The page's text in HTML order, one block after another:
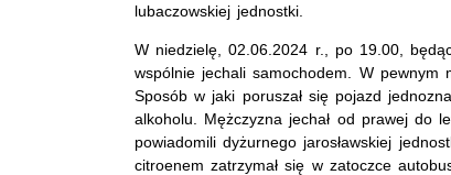
lubaczowskiej jednostki.
W niedzielę, 02.06.2024 r., po 19.00,
wspólnie jechali samochodem. W pewnym
Sposób w jaki poruszał się pojazd
alkoholu. Mężczyzna jechał od prawej do
powiadomili dyżurnego jarosławskiej
citroenem zatrzymał się w zatoczce